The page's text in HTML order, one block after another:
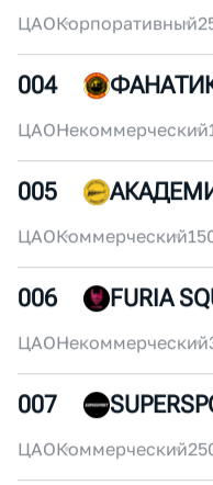
002
ЦАО Корпоративный
003 X5RUN
ЦАО Корпоративный
004
ЦАО Некоммерческий
005
ЦАОКоммерческий
006 FURIA